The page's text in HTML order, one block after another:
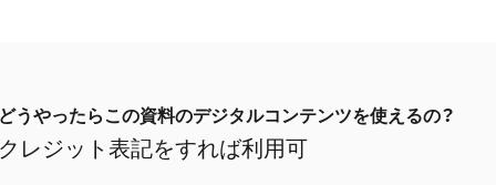
どうやったらこの資料のデジタルコンテンツを使えるの？
クレジット表記をすれば利用可